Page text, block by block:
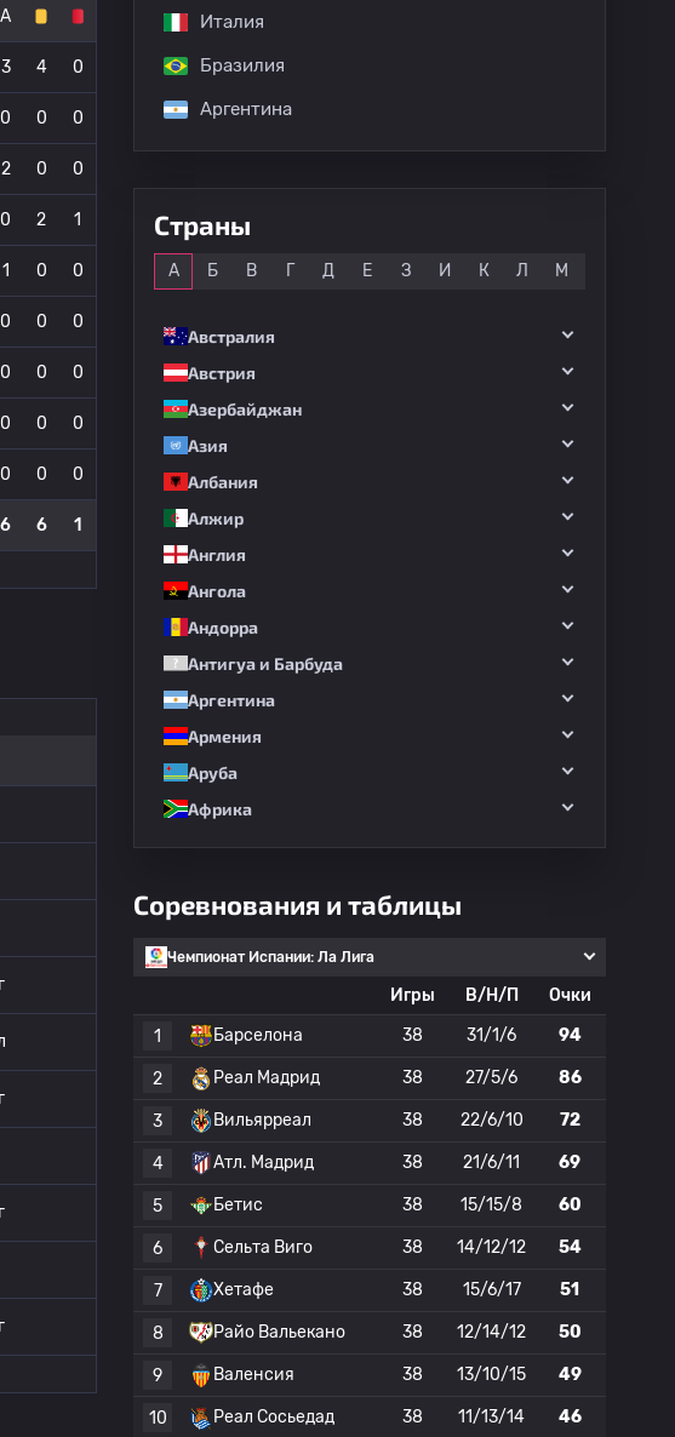
А
3 4 0
0 0 0
2 0 0
0 2 1
1 0 0
0 0 0
0 0 0
0 0 0
0 0 0
6 6 1
Италия
Бразилия
Аргентина
Страны
А Б В Г Д Е З И К Л М
Австралия
Австрия
Азербайджан
Азия
Албания
Алжир
Англия
Ангола
Андорра
Антигуа и Барбуда
Аргентина
Армения
Аруба
Африка
Соревнования и таблицы
Чемпионат Испании: Ла Лига
Игры В/Н/П
Очки
1
Барселона 38 31/1/6 94
2 Реал Мадрид 38 27/5/6 86
3 Вильярреал 38 22/6/10 72
4 Атл. Мадрид 38 21/6/11 69
5 Бетис 38 15/15/8 60
6 Сельта Виго 38 14/12/12 54
7 Хетафе 38 15/6/17 51
8 Райо Вальекано 38 12/14/12 50
9 Валенсия 38 13/10/15 49
10 Реал Сосьедад 38 11/13/14 46